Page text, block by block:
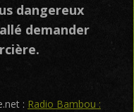
dangereux
demander
: Radio Bambou :